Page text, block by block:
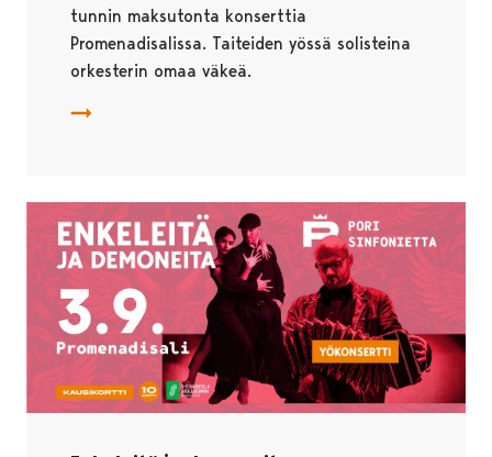
tunnin maksutonta konserttia
Promenadisalissa. Taiteiden yössä solisteina
orkesterin omaa väkeä.